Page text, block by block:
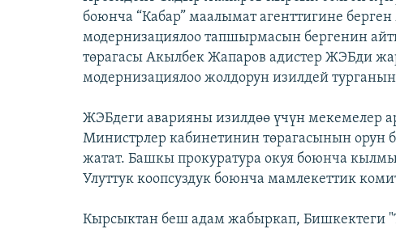
боюнча “Кабар” маалымат агенттигине
модернизациялоо тапшырмасын бергенин
төрагасы Акылбек Жапаров адистер ЖЭБди
модернизациялоо жолдорун изилдей
ЖЭБдеги аварияны изилдөө үчүн мекемелер
Министрлер кабинетинин төрагасынын орун
жатат. Башкы прокуратура окуя боюнча
Улуттук коопсуздук боюнча мамлекеттик
Кырсыктан беш адам жабыркап, Бишкектеги